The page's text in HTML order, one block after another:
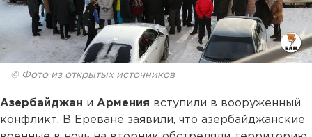
© Фото из открытых источников
Азербайджан и Армения вступили в вооруженный
конфликт. В Ереване заявили, что азербайджанские